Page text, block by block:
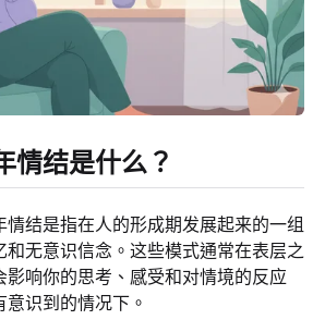
情结是什么？
情结是指在人的形成期发展起来的一组
无意识信念。这些模式通常在表层之
影响你的思考、感受和对情境的反应
识到的情况下。